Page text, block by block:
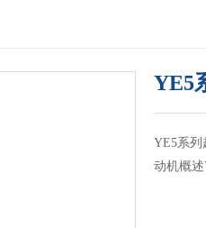
YE5
YE5系列
动机概述